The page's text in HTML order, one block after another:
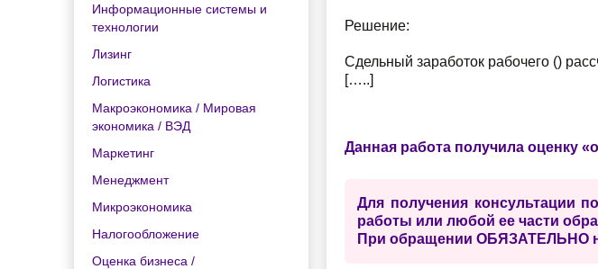
Информационные системы и
технологии
Лизинг
Логистика
Макроэкономика / Мировая
экономика / ВЭД
Маркетинг
Менеджмент
Микроэкономика
Налогообложение
Оценка бизнеса /
Решение:
Сдельный заработок рабочего ()
[…..]
Данная работа получила оценку
Для получения консультации
работы или любой ее части
При обращении ОБЯЗАТЕЛЬНО